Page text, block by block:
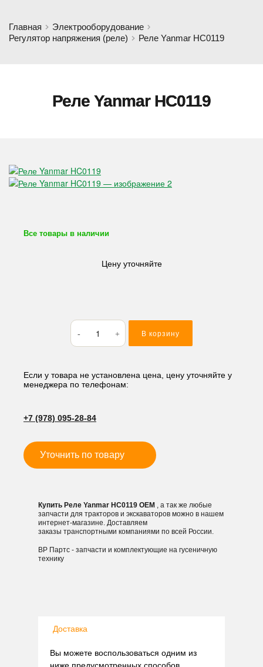
Главная
Электрооборудование
Регулятор напряжения (реле)
Реле Yanmar HC0119
Реле Yanmar HC0119
Все товары в наличии
Цену уточняйте
Количество
товара
Реле
HC0119
В корзину
Если у товара не установлена цена, цену уточняйте у
менеджера по телефонам:
+7 (978) 095-28-84
Уточнить по товару
Купить Реле Yanmar HC0119 OEM , а так же любые
запчасти для тракторов и экскаваторов можно в нашем
интернет-магазине. Доставляем
заказы транспортными компаниями по всей России.
ВР Партс - запчасти и комплектующие на гусеничную
технику
Доставка
Вы можете воспользоваться одним из